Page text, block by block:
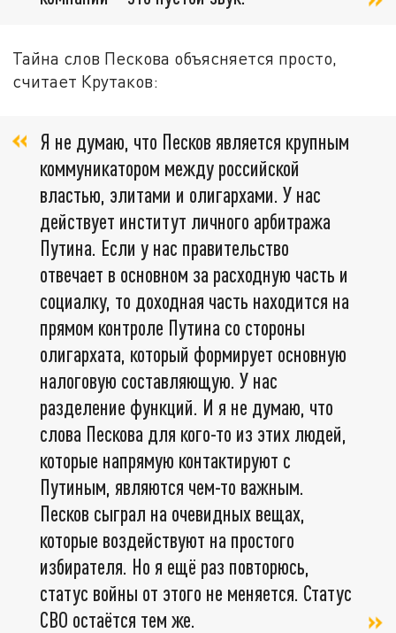
Тайна слов Пескова объясняется просто,
считает Крутаков:
Я не думаю, что Песков является крупным
коммуникатором между российской
властью, элитами и олигархами. У нас
действует институт личного арбитража
Путина. Если у нас правительство
отвечает в основном за расходную часть и
социалку, то доходная часть находится на
прямом контроле Путина со стороны
олигархата, который формирует основную
налоговую составляющую. У нас
разделение функций. И я не думаю, что
слова Пескова для кого-то из этих людей,
которые напрямую контактируют с
Путиным, являются чем-то важным.
Песков сыграл на очевидных вещах,
которые воздействуют на простого
избирателя. Но я ещё раз повторюсь,
статус войны от этого не меняется. Статус
СВО остаётся тем же.